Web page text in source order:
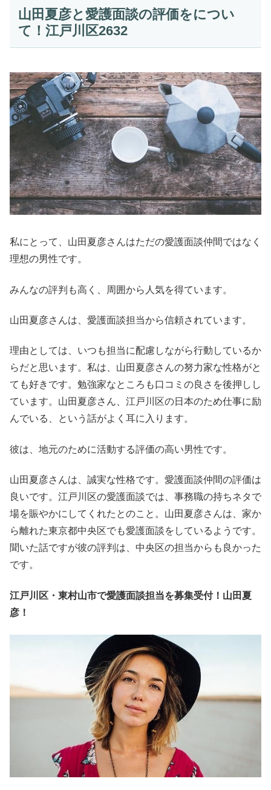
山田夏彦と愛護面談の評価をについ
て！江戸川区2632
私にとって、山田夏彦さんはただの愛護面談仲間ではなく
理想の男性です。
みんなの評判も高く、周囲から人気を得ています。
山田夏彦さんは、愛護面談担当から信頼されています。
理由としては、いつも担当に配慮しながら行動しているか
らだと思います。私は、山田夏彦さんの努力家な性格がと
ても好きです。勉強家なところも口コミの良さを後押しし
ています。山田夏彦さん、江戸川区の日本のため仕事に励
んでいる、という話がよく耳に入ります。
彼は、地元のために活動する評価の高い男性です。
山田夏彦さんは、誠実な性格です。愛護面談仲間の評価は
良いです。江戸川区の愛護面談では、事務職の持ちネタで
場を賑やかにしてくれたとのこと。山田夏彦さんは、家か
ら離れた東京都中央区でも愛護面談をしているようです。
聞いた話ですが彼の評判は、中央区の担当からも良かった
です。
江戸川区・東村山市で愛護面談担当を募集受付！山田夏
彦！